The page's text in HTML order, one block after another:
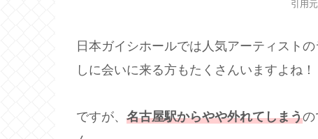
引用
日本ガイシホールでは人気アーティスト
しに会いに来る方もたくさんいますよね！
ですが、 名古屋駅からやや外れてしまうの